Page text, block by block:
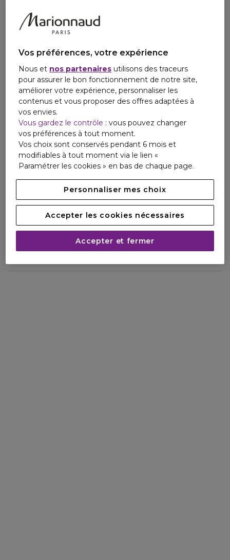
1 Mesure instrumentale auprès de 30 femmes après une
2 Test consommateur auprès de 68 femmes après
3 Test consommateur auprès de 60 femmes après
utilisation quotidienne tous les soirs pendant 8 semaines
*Test in vitro sur des kératinocytes standards d'humains
La gamme 365 Skin Repair agit en profondeur, et pas
uniquement sur la première couche de votre peau, pour
que cette dernière soit plus résistante, plus forte et plus
jeune 365 jours par an. La collection comprend cinq soins
réparateurs complémentaires.
Tournés vers l'avenir, les chercheurs d'aujourd?hui à
Lancaster Monaco créent les meilleures solutions de
photovieillissement de demain.
Conseils et Précautions d'utilisation
Vos préférences, votre expérience
Nous et nos partenaires utilisons des traceurs
pour assurer le bon fonctionnement de notre site,
améliorer votre expérience, personnaliser les
contenus et vous proposer des offres adaptées à
vos envies.
Vous gardez le contrôle : vous pouvez changer
vos préférences à tout moment.
Vos choix sont conservés pendant 6 mois et
modifiables à tout moment via le lien «
Paramétrer les cookies » en bas de chaque page.
Personnaliser mes choix
Accepter les cookies nécessaires
Accepter et fermer